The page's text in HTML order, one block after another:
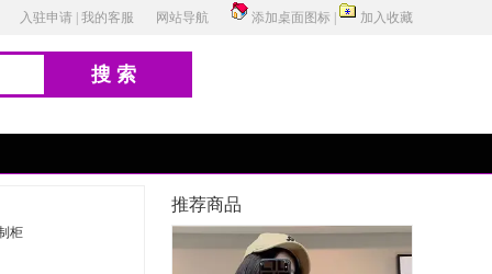
入驻申请 我的客服 网站导航 添加桌面图标 加入收藏
搜索
柜
推荐商品